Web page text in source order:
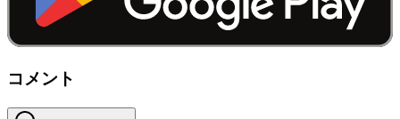
コメント